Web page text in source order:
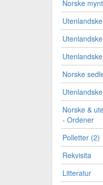
Norske
Norske
Norske &
- Ordener
Polletter (2)
Rekvisita
Litteratur